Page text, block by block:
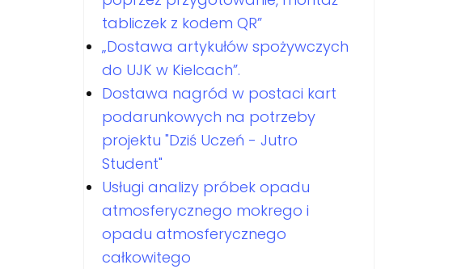
tabliczek z kodem QR”
„Dostawa artykułów spożywczych
do UJK w Kielcach”.
Dostawa nagród w postaci kart
podarunkowych na potrzeby
projektu "Dziś Uczeń - Jutro
Student"
Usługi analizy próbek opadu
atmosferycznego mokrego i
opadu atmosferycznego
całkowitego